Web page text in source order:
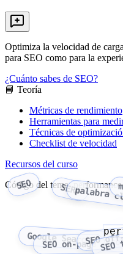
Optimiza la velocidad de
para SEO como para la
¿Cuánto sabes de SEO?
📘 Teoría
Métricas de rendimiento
Herramientas para
Técnicas de
Checklist de velocidad
Recursos del curso
Código del tema: performance
SEO SERPpalabra
Google Search
SEO on-pageSEO